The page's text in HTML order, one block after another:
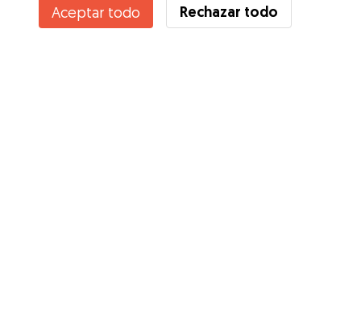
¿Conoces los Beneficios de Gudog? Ver más
Aceptar todo Rechazar todo